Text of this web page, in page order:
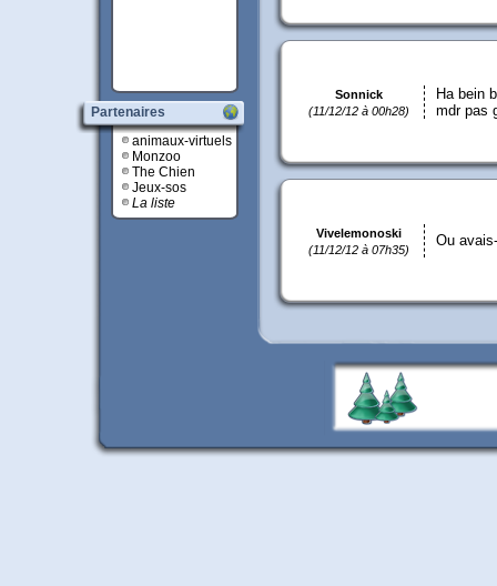
Sonnick
(11/12/12 à 00h28)
Ha bein
mdr pas
Vivelemonoski
(11/12/12 à 07h35)
Ou
Partenaires
animaux-virtuels
Monzoo
The Chien
Jeux-sos
La liste